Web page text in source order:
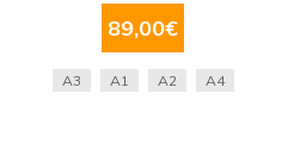
89,00€
A3 A1 A2 A4